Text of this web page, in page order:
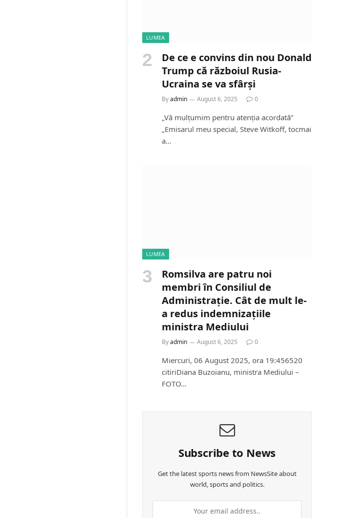
LUMEA
De ce e convins din nou Donald
Trump că războiul Rusia-
Ucraina se va sfârși
Byadmin August 6, 2025 0
„Vă mulțumim pentru atenția acordată”
„Emisarul meu special, Steve Witkoff, tocmai
a…
LUMEA
Romsilva are patru noi
membri în Consiliul de
Administrație. Cât de mult le-
a redus indemnizațiile
ministra Mediului
Byadmin August 6, 2025 0
Miercuri, 06 August 2025, ora 19:456520
citiriDiana Buzoianu, ministra Mediului –
FOTO…
Subscribe to News
Get the latest sports news from NewsSite about
world, sports and politics.